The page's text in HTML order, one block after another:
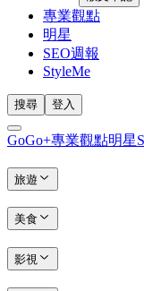
專業觀點
明星
SEO週報
StyleMe
搜尋 登入
GoGo+專業觀點明星
旅遊
美食
影視